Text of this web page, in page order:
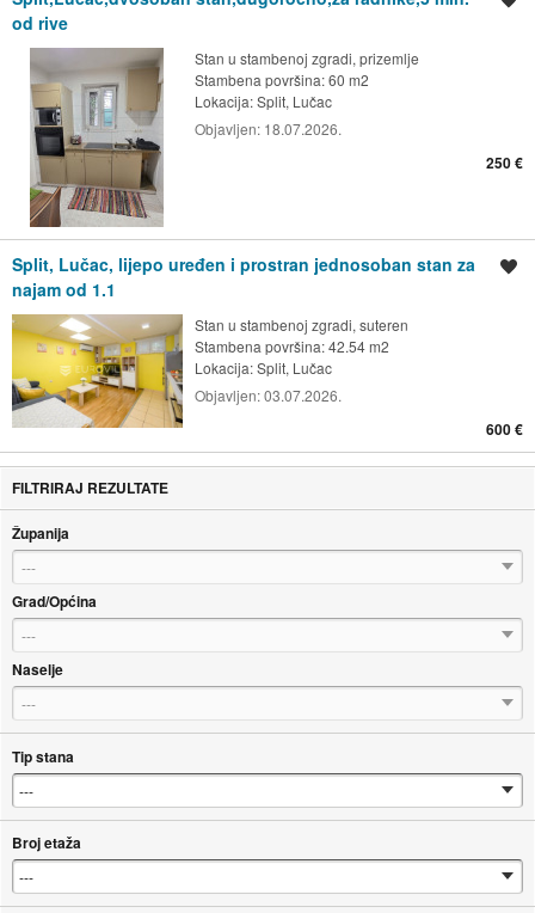
od rive
Stan u stambenoj zgradi, prizemlje
Stambena površina: 60 m2
Lokacija:Split, Lučac
Objavljen: 18.07.2026.
250 €
Split, Lučac, lijepo uređen i prostran jednosoban stan za
najam od 1.1
Stan u stambenoj zgradi, suteren
Stambena površina: 42.54 m2
Lokacija:Split, Lučac
Objavljen:03.07.2026.
600 €
FILTRIRAJ REZULTATE
Županija
---
Grad/Općina
---
Naselje
---
Tip stana
Broj etaža